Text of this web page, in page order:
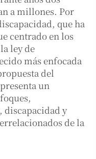
a millones. Por
que ha
centrado en los
ley de
más enfocada
del
un
discapacidad y
de la